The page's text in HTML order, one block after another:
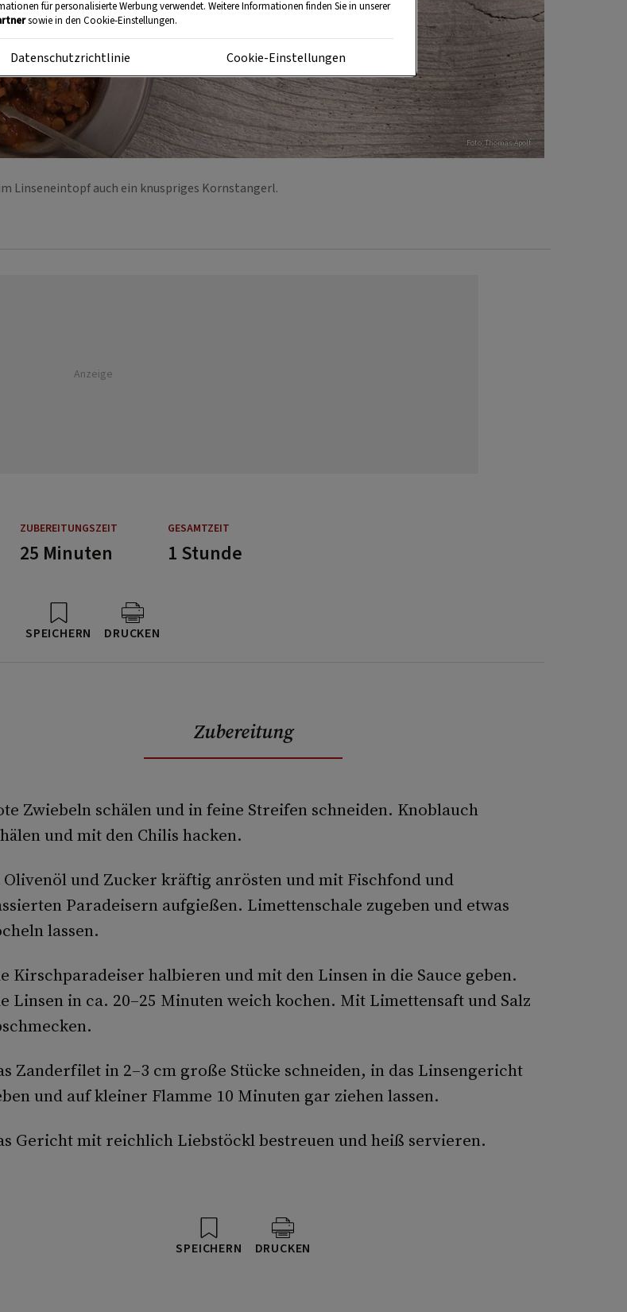
Foto: Thomas Apolt
Linseneintopf auch ein knuspriges Kornstangerl.
Anzeige
ZUBEREITUNGSZEIT GESAMTZEIT
25 Minuten 1 Stunde
SPEICHERN DRUCKEN
Zubereitung
Zwiebeln schälen und in feine Streifen schneiden. Knoblauch
und mit den Chilis hacken.
und Zucker kräftig anrösten und mit Fischfond und
Paradeisern aufgießen. Limettenschale zugeben und etwas
lassen.
Kirschparadeiser halbieren und mit den Linsen in die Sauce geben.
Linsen in ca. 20–25 Minuten weich kochen. Mit Limettensaft und Salz
Zanderfilet in 2–3 cm große Stücke schneiden, in das Linsengericht
und auf kleiner Flamme 10 Minuten gar ziehen lassen.
Gericht mit reichlich Liebstöckl bestreuen und heiß servieren.
SPEICHERN DRUCKEN
für personalisierte Werbung verwendet. Weitere Informationen finden Sie in unserer
sowie in den Cookie-Einstellungen.
Datenschutzrichtlinie Cookie-Einstellungen